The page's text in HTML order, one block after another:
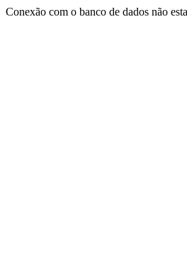
Conexão com o banco de dados não